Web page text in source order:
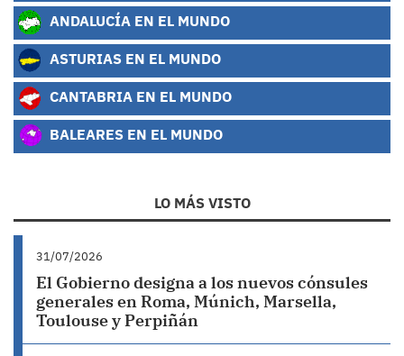
ANDALUCÍA EN EL MUNDO
ASTURIAS EN EL MUNDO
CANTABRIA EN EL MUNDO
BALEARES EN EL MUNDO
LO MÁS VISTO
31/07/2026
El Gobierno designa a los nuevos cónsules
generales en Roma, Múnich, Marsella,
Toulouse y Perpiñán